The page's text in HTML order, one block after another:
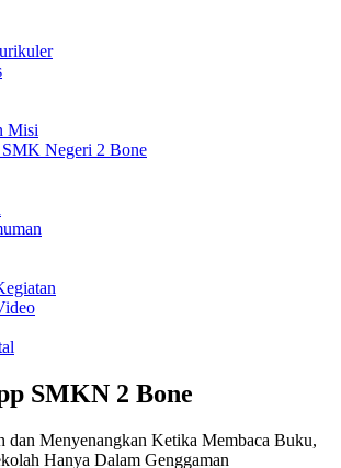
Misi
SMK Negeri 2 Bone
SMKN 2 Bone
dan Menyenangkan Ketika Membaca Buku,
Hanya Dalam Genggaman